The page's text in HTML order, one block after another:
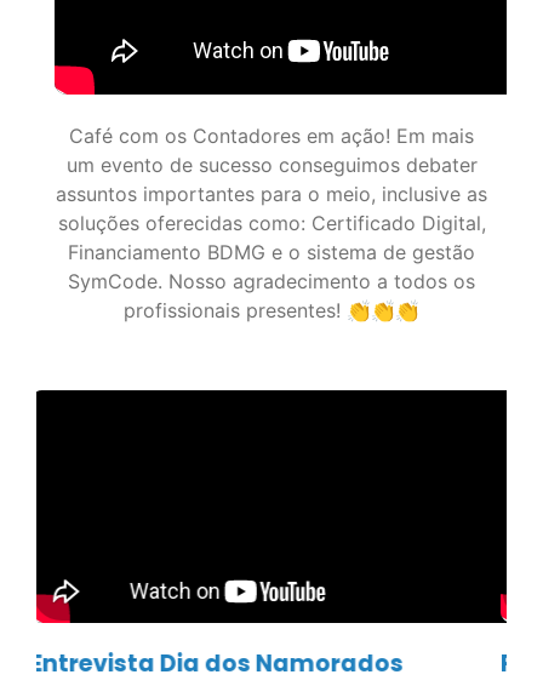
Café com os Contadores em ação! Em mais
um evento de sucesso conseguimos debater
assuntos importantes para o meio, inclusive as
soluções oferecidas como: Certificado Digital,
Financiamento BDMG e o sistema de gestão
SymCode. Nosso agradecimento a todos os
profissionais presentes! 👏👏👏
Recapitulando a Semana da Mulher